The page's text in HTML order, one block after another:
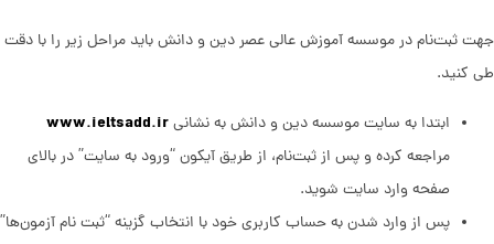
جهت ثبت‌نام در موسسه آموزش عالی عصر دین و دانش باید مراحل زیر را با دقت
طی کنید.
ابتدا به سایت موسسه دین و دانش به نشانیwww.ieltsadd.ir
مراجعه کرده و پس از ثبت‌نام، از طریق آیکون “ورود به سایت” در بالای
صفحه وارد سایت شوید.
پس از وارد شدن به ‌حساب کاربری خود با انتخاب گزینه “ثبت نام آزمون‌ها”